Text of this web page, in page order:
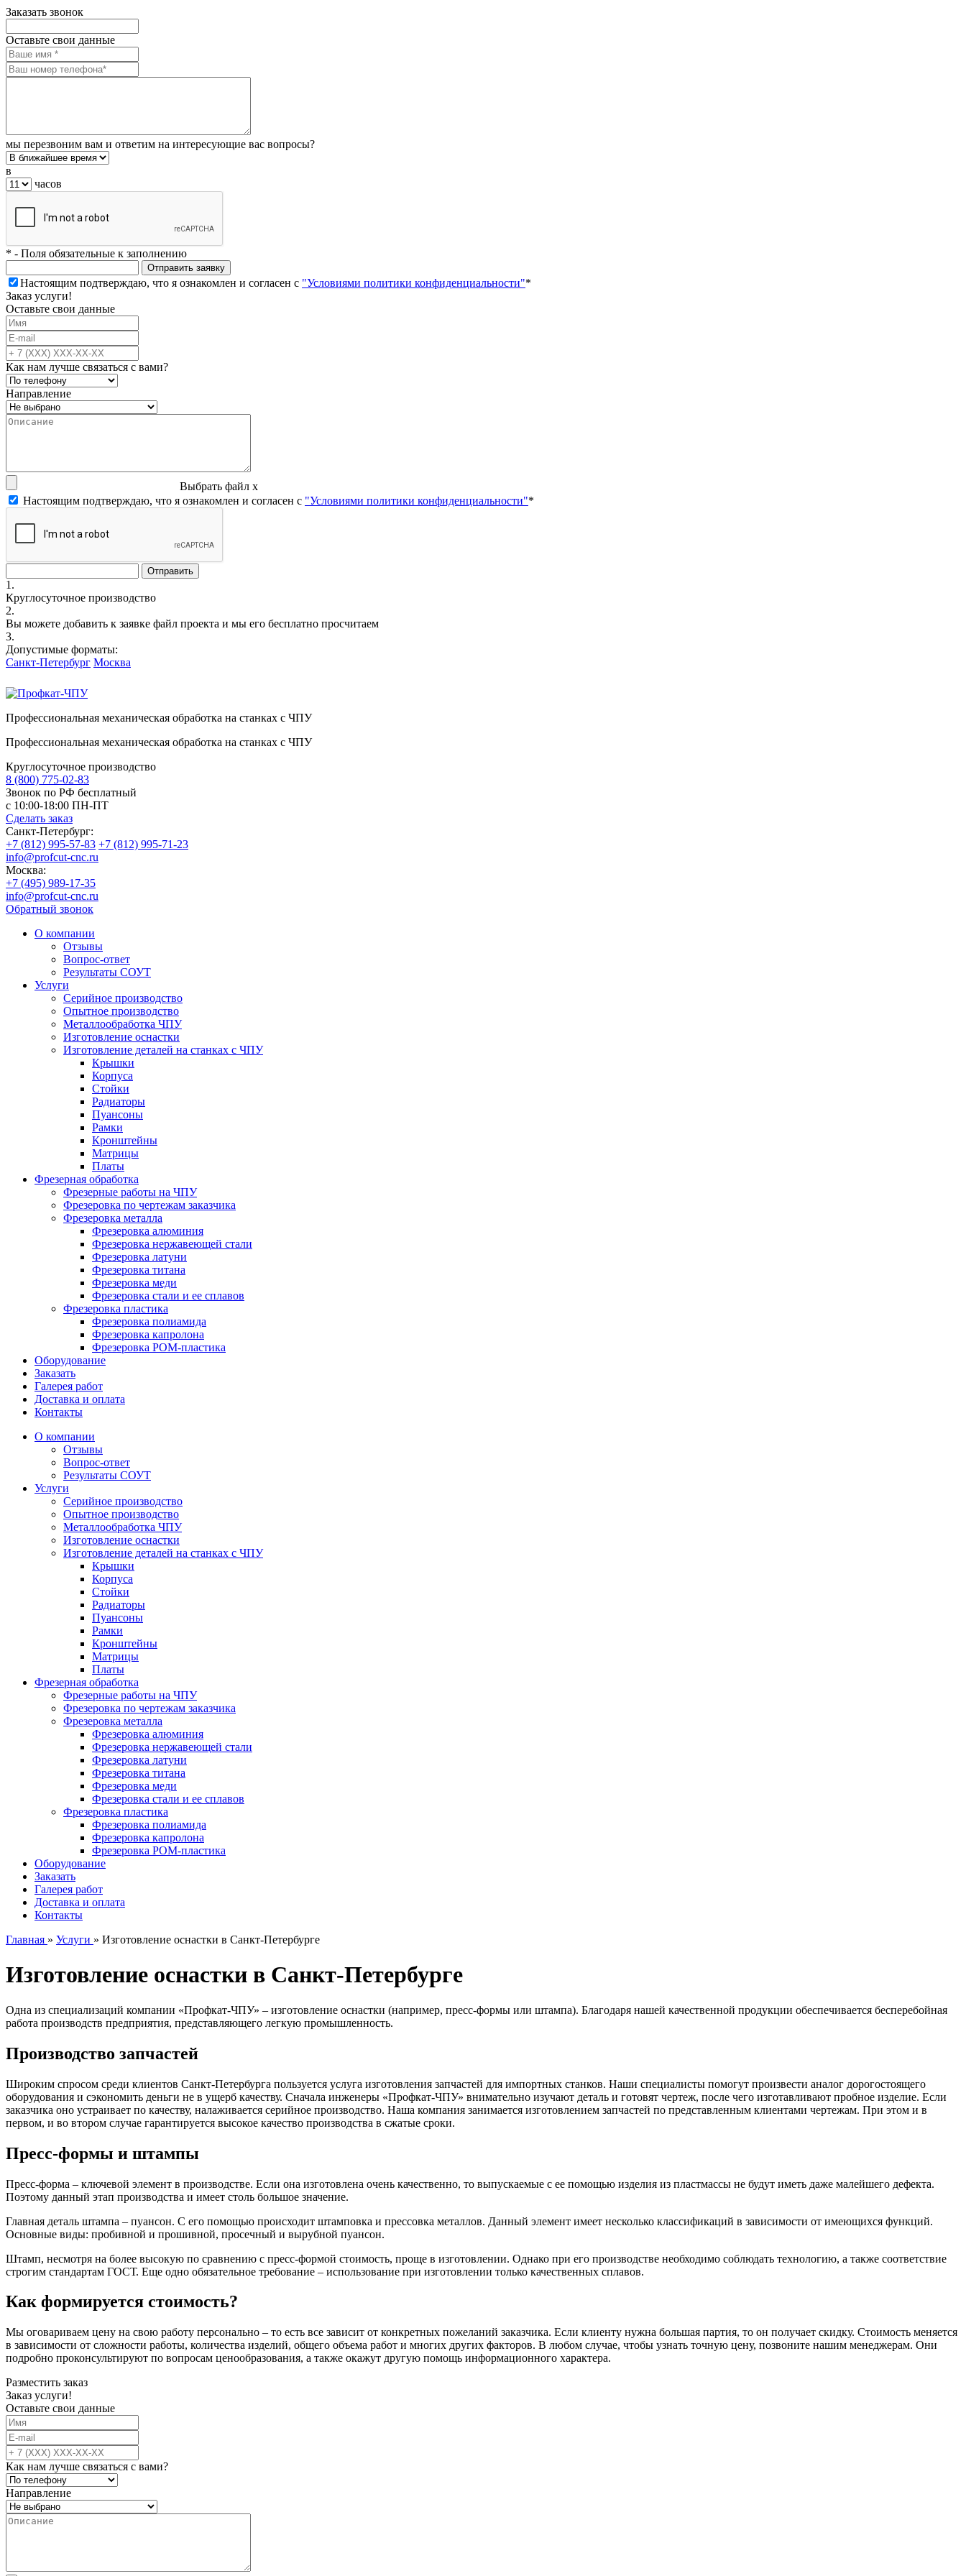
Заказать звонок
Оставьте свои данные
мы перезвоним вам и ответим на интересующие вас вопросы?
в
часов
* - Поля обязательные к заполнению
Настоящим подтверждаю, что я ознакомлен и согласен с "Условиями политики конфиденциальности"*
Заказ услуги!
Оставьте свои данные
Как нам лучше связаться с вами?
Направление
Выбрать файл x
Настоящим подтверждаю, что я ознакомлен и согласен с "Условиями политики конфиденциальности"*
1.
Круглосуточное производство
2.
Вы можете добавить к заявке файл проекта и мы его бесплатно просчитаем
3.
Допустимые форматы:
Санкт-Петербург Москва
Профессиональная механическая обработка на станках с ЧПУ
Профессиональная механическая обработка на станках с ЧПУ
Круглосуточное производство
8 (800) 775-02-83
Звонок по РФ бесплатный
с 10:00-18:00 ПН-ПТ
Сделать заказ
Санкт-Петербург:
+7 (812) 995-57-83 +7 (812) 995-71-23
info@profcut-cnc.ru
Москва:
+7 (495) 989-17-35
info@profcut-cnc.ru
Обратный звонок
О компании
Отзывы
Вопрос-ответ
Результаты СОУТ
Услуги
Серийное производство
Опытное производство
Металлообработка ЧПУ
Изготовление оснастки
Изготовление деталей на станках с ЧПУ
Крышки
Корпуса
Стойки
Радиаторы
Пуансоны
Рамки
Кронштейны
Матрицы
Платы
Фрезерная обработка
Фрезерные работы на ЧПУ
Фрезеровка по чертежам заказчика
Фрезеровка металла
Фрезеровка алюминия
Фрезеровка нержавеющей стали
Фрезеровка латуни
Фрезеровка титана
Фрезеровка меди
Фрезеровка стали и ее сплавов
Фрезеровка пластика
Фрезеровка полиамида
Фрезеровка капролона
Фрезеровка РОМ-пластика
Оборудование
Заказать
Галерея работ
Доставка и оплата
Контакты
О компании
Отзывы
Вопрос-ответ
Результаты СОУТ
Услуги
Серийное производство
Опытное производство
Металлообработка ЧПУ
Изготовление оснастки
Изготовление деталей на станках с ЧПУ
Крышки
Корпуса
Стойки
Радиаторы
Пуансоны
Рамки
Кронштейны
Матрицы
Платы
Фрезерная обработка
Фрезерные работы на ЧПУ
Фрезеровка по чертежам заказчика
Фрезеровка металла
Фрезеровка алюминия
Фрезеровка нержавеющей стали
Фрезеровка латуни
Фрезеровка титана
Фрезеровка меди
Фрезеровка стали и ее сплавов
Фрезеровка пластика
Фрезеровка полиамида
Фрезеровка капролона
Фрезеровка РОМ-пластика
Оборудование
Заказать
Галерея работ
Доставка и оплата
Контакты
Главная » Услуги » Изготовление оснастки в Санкт-Петербурге
Изготовление оснастки в Санкт-Петербурге
Одна из специализаций компании «Профкат-ЧПУ» – изготовление оснастки (например, пресс-формы или штампа). Благодаря нашей качественной продукции обеспечивается бесперебойная
работа производств предприятия, представляющего легкую промышленность.
Производство запчастей
Широким спросом среди клиентов Санкт-Петербурга пользуется услуга изготовления запчастей для импортных станков. Наши специалисты помогут произвести аналог дорогостоящего
оборудования и сэкономить деньги не в ущерб качеству. Сначала инженеры «Профкат-ЧПУ» внимательно изучают деталь и готовят чертеж, после чего изготавливают пробное изделие. Если
заказчика оно устраивает по качеству, налаживается серийное производство. Наша компания занимается изготовлением запчастей по представленным клиентами чертежам. При этом и в
первом, и во втором случае гарантируется высокое качество производства в сжатые сроки.
Пресс-формы и штампы
Пресс-форма – ключевой элемент в производстве. Если она изготовлена очень качественно, то выпускаемые с ее помощью изделия из пластмассы не будут иметь даже малейшего дефекта.
Поэтому данный этап производства и имеет столь большое значение.
Главная деталь штампа – пуансон. С его помощью происходит штамповка и прессовка металлов. Данный элемент имеет несколько классификаций в зависимости от имеющихся функций.
Основные виды: пробивной и прошивной, просечный и вырубной пуансон.
Штамп, несмотря на более высокую по сравнению с пресс-формой стоимость, проще в изготовлении. Однако при его производстве необходимо соблюдать технологию, а также соответствие
строгим стандартам ГОСТ. Еще одно обязательное требование – использование при изготовлении только качественных сплавов.
Как формируется стоимость?
Мы оговариваем цену на свою работу персонально – то есть все зависит от конкретных пожеланий заказчика. Если клиенту нужна большая партия, то он получает скидку. Стоимость меняется
в зависимости от сложности работы, количества изделий, общего объема работ и многих других факторов. В любом случае, чтобы узнать точную цену, позвоните нашим менеджерам. Они
подробно проконсультируют по вопросам ценообразования, а также окажут другую помощь информационного характера.
Разместить заказ
Заказ услуги!
Оставьте свои данные
Как нам лучше связаться с вами?
Направление